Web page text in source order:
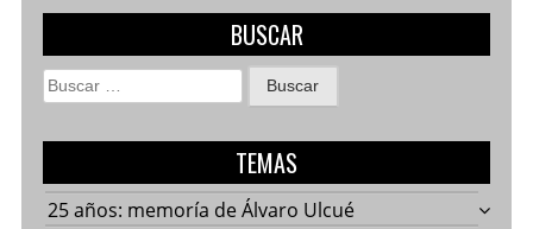
BUSCAR
Buscar:
TEMAS
25 años: memoría de Álvaro Ulcué